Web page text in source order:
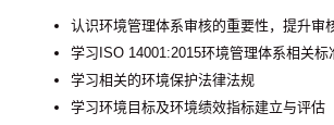
认识环境管理体系审核的重要性，提升审
学习ISO 14001:2015环境管理体系相关
学习相关的环境保护法律法规
学习环境目标及环境绩效指标建立与评估